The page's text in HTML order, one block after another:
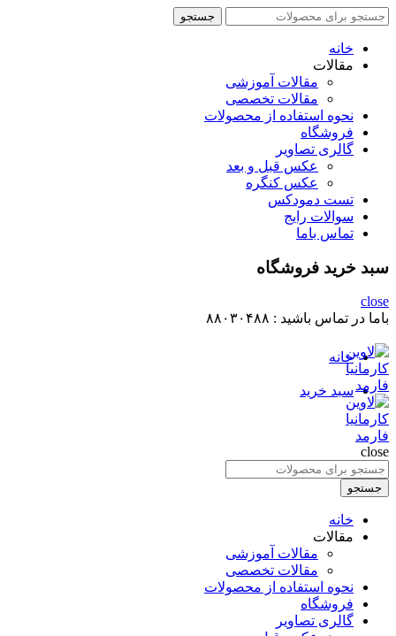
جستجو
جستجو
خانه
مقالات
مقالات آموزشی
مقالات تخصصی
نحوه استفاده از محصولات
فروشگاه
گالری تصاویر
عکس قبل و بعد
عکس کنگره
تست دمودکس
سوالات رایج
تماس باما
سبد خرید فروشگاه
close
باما در تماس باشید : ۸۸۰۳۰۴۸۸
خانه
سبد خرید
close
جستجو
برای
:
جستجو
خانه
مقالات
مقالات آموزشی
مقالات تخصصی
نحوه استفاده از محصولات
فروشگاه
گالری تصاویر